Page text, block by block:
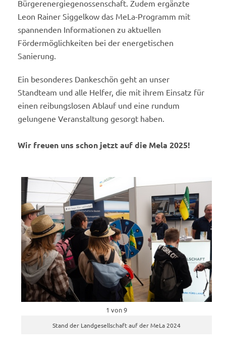
Bürgerenergiegenossenschaft. Zudem ergänzte
Leon Rainer Siggelkow das MeLa-Programm mit
spannenden Informationen zu aktuellen
Fördermöglichkeiten bei der energetischen
Sanierung.
Ein besonderes Dankeschön geht an unser
Standteam und alle Helfer, die mit ihrem Einsatz für
einen reibungslosen Ablauf und eine rundum
gelungene Veranstaltung gesorgt haben.
Wir freuen uns schon jetzt auf die Mela 2025!
1 von 9
Stand der Landgesellschaft auf der MeLa 2024